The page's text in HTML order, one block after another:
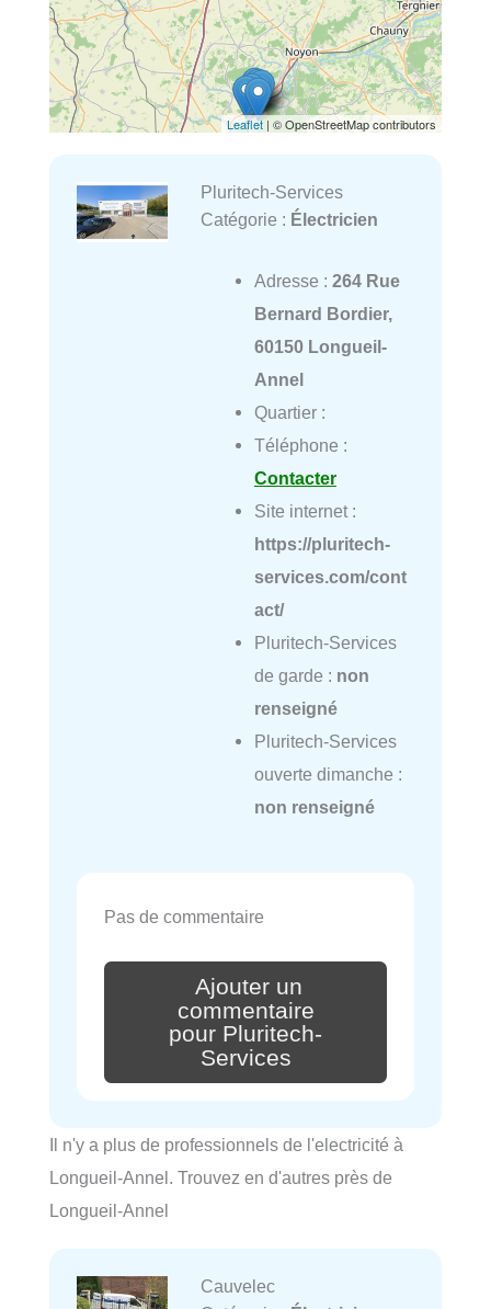
Leaflet | © OpenStreetMap contributors
Pluritech-Services
Catégorie : Électricien
Adresse : 264 Rue
Bernard Bordier,
60150 Longueil-
Annel
Quartier :
Téléphone :
Contacter
Site internet :
https://pluritech-
services.com/cont
act/
Pluritech-Services
de garde : non
renseigné
Pluritech-Services
ouverte dimanche :
non renseigné
Pas de commentaire
Ajouter un
commentaire
pour Pluritech-
Services
Il n'y a plus de professionnels de l'electricité à
Longueil-Annel. Trouvez en d'autres près de
Longueil-Annel
Cauvelec